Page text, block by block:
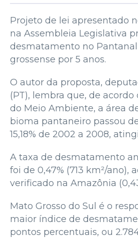
Projeto de lei apresentado
na Assembleia Legislativa
desmatamento no
grossense por 5 anos.
O autor da proposta,
(PT), lembra que, de
do Meio Ambiente, a área
bioma pantaneiro passou de
15,18% de 2002 a 2008,
A taxa de desmatamento
foi de 0,47% (713 km²/ano),
verificado na Amazônia
Mato Grosso do Sul é o
maior índice de
pontos percentuais, ou